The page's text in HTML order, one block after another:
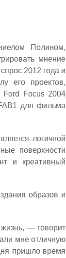
Полином,
мнение
2012 года и
его проектов,
Ford Focus 2004
для фильма
логичной
поверхности
и креативный
образов и
— говорит
мне отличную
пришло время